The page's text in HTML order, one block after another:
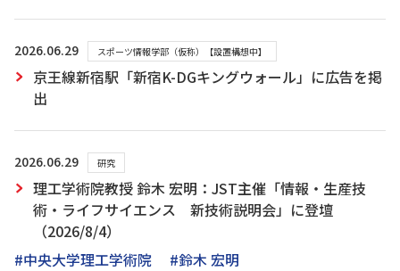
2026.06.29 スポーツ情報学部（仮称）【設置構想中】
京王線新宿駅「新宿K-DGキングウォール」に広告を掲
出
2026.06.29 研究
理工学術院教授 鈴木 宏明：JST主催「情報・生産技
術・ライフサイエンス 新技術説明会」に登壇
（2026/8/4）
#中央大学理工学術院
#鈴木 宏明